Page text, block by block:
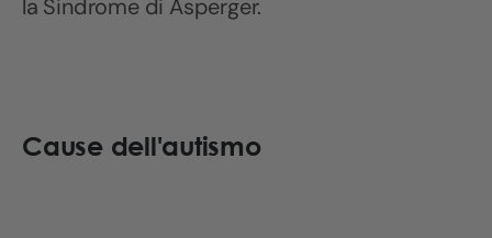
la Sindrome di Asperger.
Cause dell'autismo